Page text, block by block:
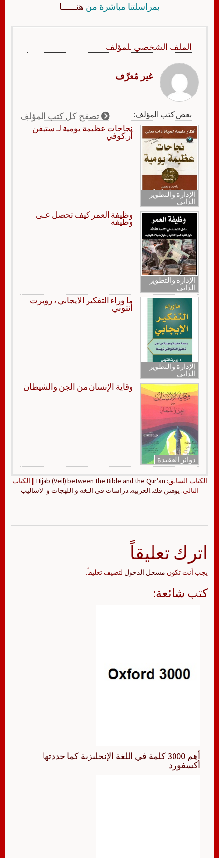
بمراسلتنا مباشرة من هنــــــا
الملف الشخصي للمؤلف
غير مُعرَّف
بعض كتب المؤلف: تصفح كل كتب المؤلف
الإدارة والتطوير
الذاتي
نجاحات عظيمة يومية لـ ستيفن
آر.كوفي
الإدارة والتطوير
الذاتي
وظيفة العمر كيف تحصل على
وظيفة
الإدارة والتطوير
الذاتي
ما وراء التفكير الايجابي ، روبرت
أنتوني
دوائر العقيدة
وقاية الإنسان من الجن والشيطان
الكتاب السابق: Hijab (Veil) between the Bible and the Qur’an || الكتاب
التالي: يوهتن فك..العربيه..دراسات في اللغه و اللهجات و الاساليب
اترك تعليقاً
يجب أنت تكون مسجل الدخول لتضيف تعليقاً.
كتب شائعة:
أهم 3000 كلمة في اللغة الإنجليزية كما حددتها
أكسفورد